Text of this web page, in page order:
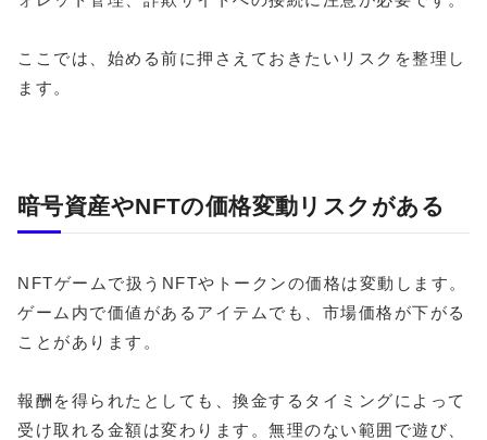
ここでは、始める前に押さえておきたいリスクを整理し
ます。
暗号資産やNFTの価格変動リスクがある
NFTゲームで扱うNFTやトークンの価格は変動します。
ゲーム内で価値があるアイテムでも、市場価格が下がる
ことがあります。
報酬を得られたとしても、換金するタイミングによって
受け取れる金額は変わります。無理のない範囲で遊び、